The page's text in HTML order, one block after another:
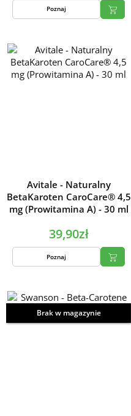
Poznaj
Avitale - Naturalny
BetaKaroten CaroCare® 4,5
mg (Prowitamina A) - 30 ml
39,90zł
Poznaj
Brak w magazynie